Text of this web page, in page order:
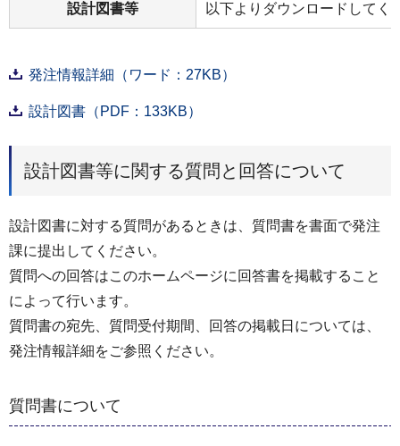
設計図書等 以下よりダウンロードしてく
発注情報詳細（ワード：27KB）
設計図書（PDF：133KB）
設計図書等に関する質問と回答について
設計図書に対する質問があるときは、質問書を書面で発注
課に提出してください。
質問への回答はこのホームページに回答書を掲載すること
によって行います。
質問書の宛先、質問受付期間、回答の掲載日については、
発注情報詳細をご参照ください。
質問書について